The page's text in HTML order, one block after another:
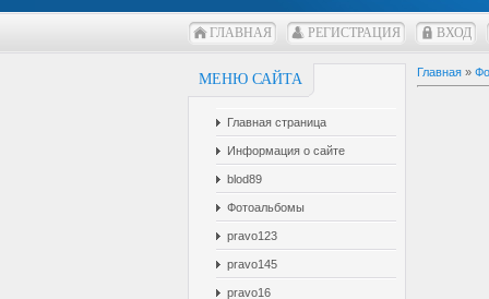
ГЛАВНАЯ РЕГИСТРАЦИЯ ВХОД
МЕНЮ САЙТА
Главная страница
Информация о сайте
blod89
Фотоальбомы
pravo123
pravo145
pravo16
Главная »